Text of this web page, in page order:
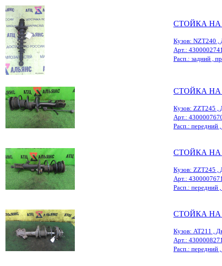
СТОЙКА НА
Кузов: NZT240 ,
Арт.:
Расп.: задний ,
СТОЙКА НА
Кузов: ZZT245 ,
Арт.:
Расп.: передний
СТОЙКА НА
Кузов: ZZT245 ,
Арт.:
Расп.: передний
СТОЙКА НА
Кузов: AT211 ,
Арт.:
Расп.: передний